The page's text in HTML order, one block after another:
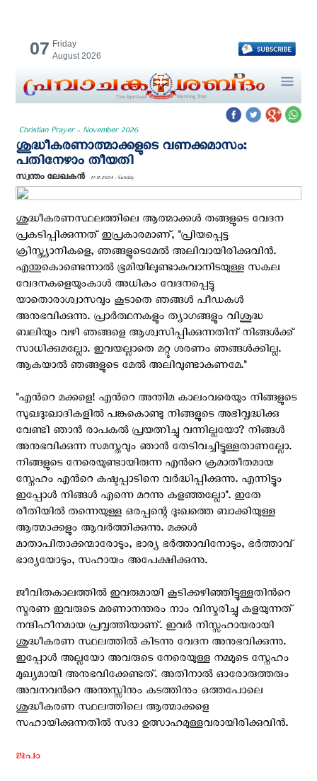
07 Friday
August 2026
Christian Prayer - November 2026
ശുദ്ധീകരണാത്മാക്കളുടെ വണക്കമാസം:
പതിനേഴാം തീയതി
സ്വന്തം ലേഖകന്‍ 17-11-2024 - Sunday
ശുദ്ധീകരണസ്ഥലത്തിലെ ആത്മാക്കള്‍ തങ്ങളുടെ വേദന
പ്രകടിപ്പിക്കുന്നത് ഇപ്രകാരമാണ്, "പ്രിയപ്പെട്ട
ക്രിസ്ത്യാനികളെ, ഞങ്ങളുടെമേല്‍ അലിവായിരിക്കുവിന്‍.
എന്തുകൊണ്ടെന്നാല്‍ ഭൂമിയിലുണ്ടാകുവാനിടയുള്ള സകല
വേദനകളെയുംകാള്‍ അധികം വേദനപ്പെട്ടു
യാതൊരാശ്വാസവും കൂടാതെ ഞങ്ങള്‍ പീഡകള്‍
അനുഭവിക്കുന്നു. പ്രാര്‍ത്ഥനകളും ത്യാഗങ്ങളും വിശുദ്ധ
ബലിയും വഴി ഞങ്ങളെ ആശ്വസിപ്പിക്കുന്നതിന് നിങ്ങള്‍ക്ക്
സാധിക്കുമല്ലോ. ഇവയല്ലാതെ മറ്റു ശരണം ഞങ്ങള്‍ക്കില്ല.
ആകയാല്‍ ഞങ്ങളുടെ മേല്‍ അലിവുണ്ടാകണമേ."
"എന്‍റെ മക്കളെ! എന്‍റെ അന്തിമ കാലംവരെയും നിങ്ങളുടെ
സുഖദുഃഖാദികളില്‍ പങ്കുകൊണ്ടു നിങ്ങളുടെ അഭിവൃദ്ധിക്കു
വേണ്ടി ഞാന്‍ രാപകല്‍ പ്രയത്നിച്ചു വന്നില്ലയോ? നിങ്ങള്‍
അനുഭവിക്കുന്ന സമസ്തവും ഞാന്‍ തേടിവച്ചിട്ടുള്ളതാണല്ലോ.
നിങ്ങളുടെ നേരെയുണ്ടായിരുന്ന എന്‍റെ ക്രമാതീതമായ
സ്നേഹം എന്‍റെ കഷ്ടപ്പാടിനെ വര്‍ദ്ധിപ്പിക്കുന്നു. എന്നിട്ടും
ഇപ്പോള്‍ നിങ്ങള്‍ എന്നെ മറന്നു കളഞ്ഞല്ലോ". ഇതേ
രീതിയില്‍ തന്നെയുള്ള ഒരപ്പന്റെ ദുഃഖത്തെ ബാക്കിയുള്ള
ആത്മാക്കളും ആവര്‍ത്തിക്കുന്നു. മക്കള്‍
മാതാപിതാക്കന്മാരോടും, ഭാര്യ ഭര്‍ത്താവിനോടും, ഭര്‍ത്താവ്
ഭാര്യയോടും, സഹായം അപേക്ഷിക്കുന്നു.
ജീവിതകാലത്തില്‍ ഇവരുമായി കൂടിക്കഴിഞ്ഞിട്ടുള്ളതിന്‍റെ
സ്മരണ ഇവരുടെ മരണാനന്തരം നാം വിസ്മരിച്ചു കളയുന്നത്
നന്ദിഹീനമായ പ്രവൃത്തിയാണ്‌. ഇവര്‍ നിസ്സഹായരായി
ശുദ്ധീകരണ സ്ഥലത്തില്‍ കിടന്നു വേദന അനുഭവിക്കുന്നു.
ഇപ്പോള്‍ അല്ലയോ അവരുടെ നേരെയുള്ള നമ്മുടെ സ്നേഹം
മുഖ്യമായി അനുഭവിക്കേണ്ടത്. അതിനാല്‍ ഓരോരുത്തരും
അവനവന്‍റെ അന്തസ്സിനും കടത്തിനും ഒത്തപോലെ
ശുദ്ധീകരണ സ്ഥലത്തിലെ ആത്മാക്കളെ
സഹായിക്കുന്നതില്‍ സദാ ഉത്സാഹമുള്ളവരായിരിക്കുവിന്‍.
ജപം